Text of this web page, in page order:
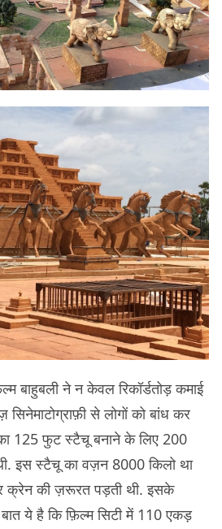
बाहुबली ने न केवल रिकॉर्डतोड़ कमाई
से लोगों को बांध कर
125 फुट स्टैचू बनाने के लिए 200
इस स्टैचू का वज़न 8000 किलो था
क्रेन की ज़रूरत पड़ती थी. इसके
ये है कि फ़िल्म सिटी में 110 एकड़